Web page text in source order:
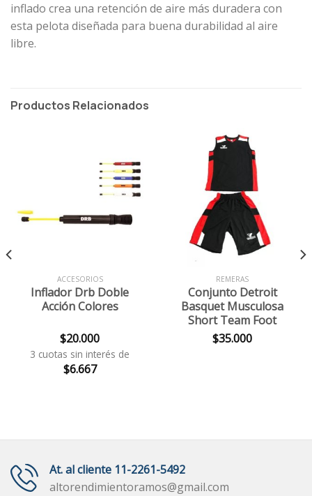
inflado crea una retención de aire más duradera con
esta pelota diseñada para buena durabilidad al aire
libre.
Productos Relacionados
ACCESORIOS
Inflador Drb Doble
Acción Colores
$20.000
3 cuotas sin interés de
$6.667
REMERAS
Conjunto Detroit
Basquet Musculosa
Short Team Foot
$35.000
At. al cliente 11-2261-5492
altorendimientoramos@gmail.com